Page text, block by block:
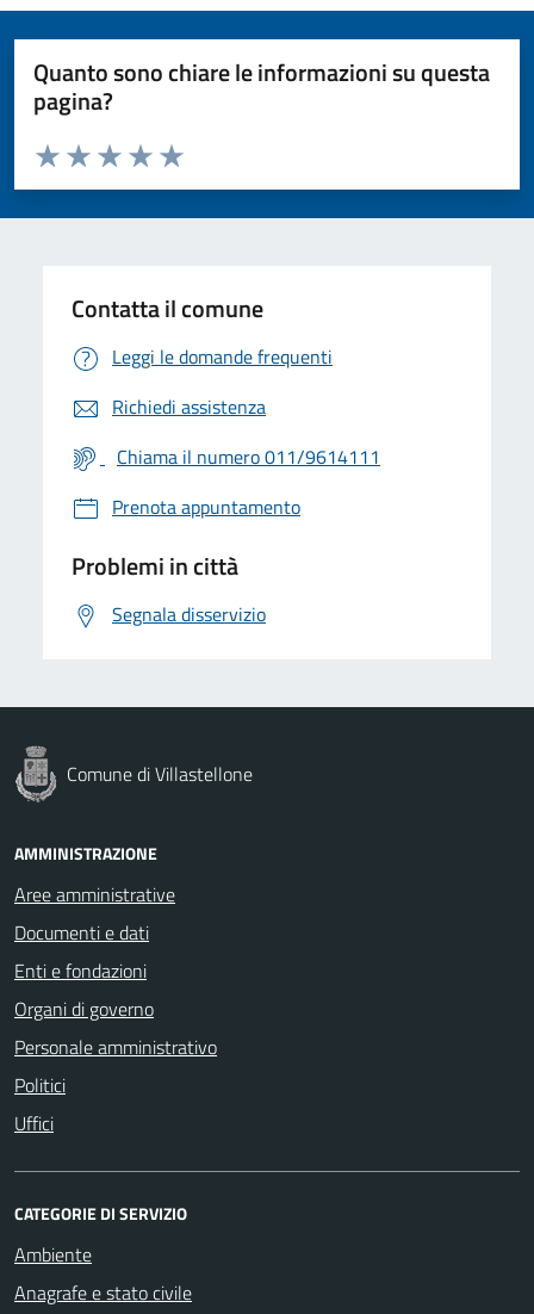
Quanto sono chiare le informazioni su questa
pagina?
Valuta da 1 a 5 stelle la pagina
Valuta 5 stelle su 5
Valuta 4 stelle su 5
Valuta 3 stelle su 5
Valuta 2 stelle su 5
Valuta 1 stelle su 5
Contatta il comune
Leggi le domande frequenti
Richiedi assistenza
Chiama il numero 011/9614111
Prenota appuntamento
Problemi in città
Segnala disservizio
Comune di Villastellone
AMMINISTRAZIONE
Aree amministrative
Documenti e dati
Enti e fondazioni
Organi di governo
Personale amministrativo
Politici
Uffici
CATEGORIE DI SERVIZIO
Ambiente
Anagrafe e stato civile